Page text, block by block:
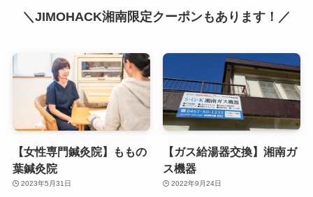
＼JIMOHACK湘南限定クーポンもあります！／
【女性専門鍼灸院】ももの
葉鍼灸院
2023年5月31日
【ガス給湯器交換】湘南ガ
ス機器
2022年9月24日